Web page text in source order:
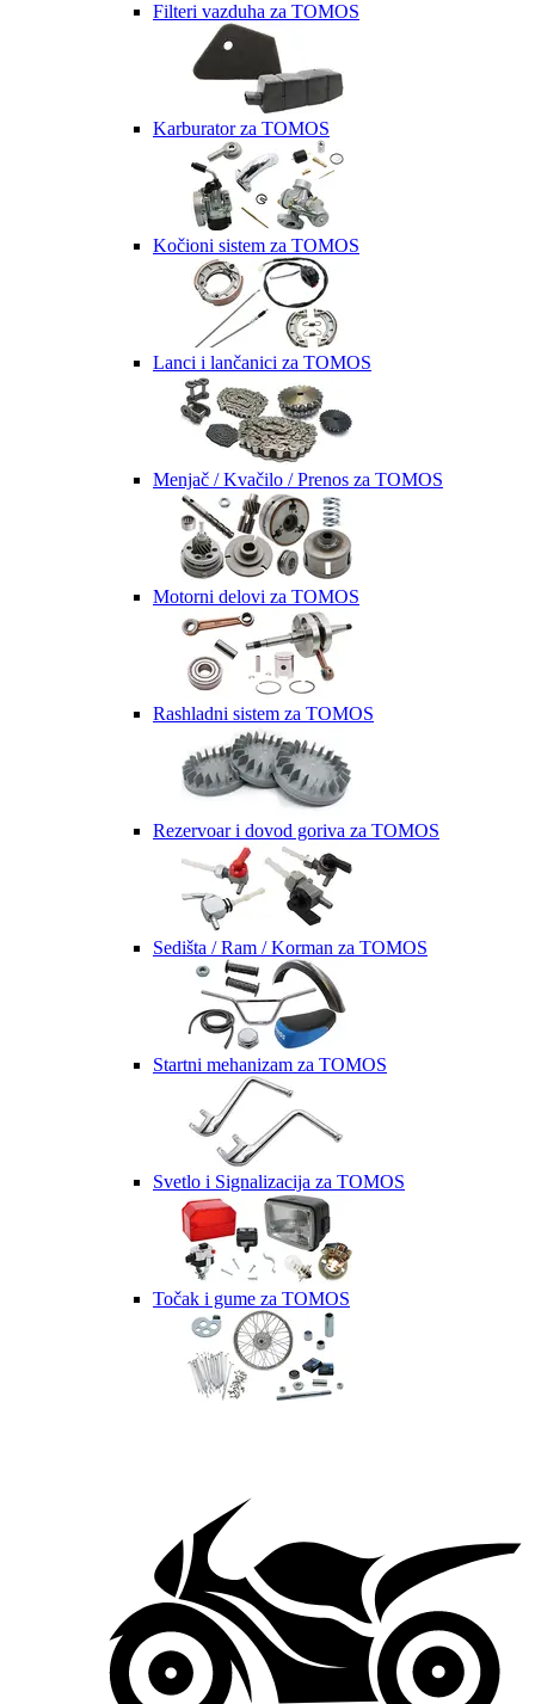
Filteri vazduha za TOMOS
Karburator za TOMOS
Kočioni sistem za TOMOS
Lanci i lančanici za TOMOS
Menjač / Kvačilo / Prenos za TOMOS
Motorni delovi za TOMOS
Rashladni sistem za TOMOS
Rezervoar i dovod goriva za TOMOS
Sedišta / Ram / Korman za TOMOS
Startni mehanizam za TOMOS
Svetlo i Signalizacija za TOMOS
Točak i gume za TOMOS